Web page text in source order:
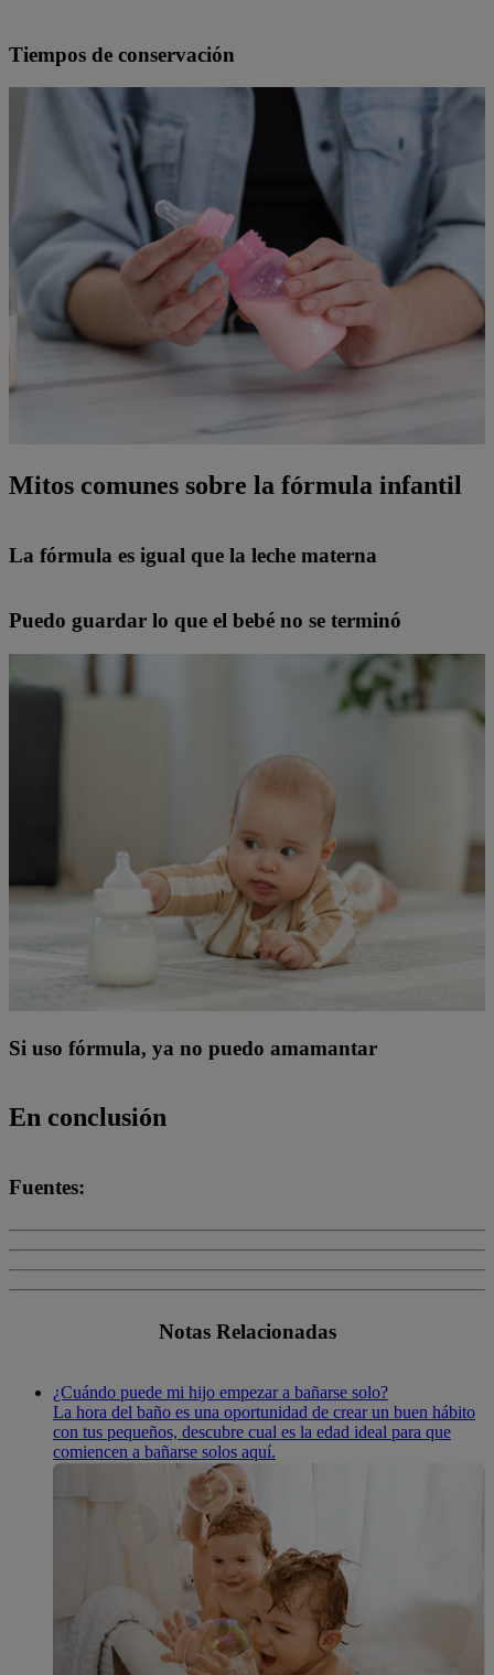
Tiempos de conservación
Mitos comunes sobre la fórmula infantil
La fórmula es igual que la leche materna
Puedo guardar lo que el bebé no se terminó
Si uso fórmula, ya no puedo amamantar
En conclusión
Fuentes:
Notas Relacionadas
¿Cuándo puede mi hijo empezar a bañarse solo?
La hora del baño es una oportunidad de crear un buen hábito
con tus pequeños, descubre cual es la edad ideal para que
comiencen a bañarse solos aquí.